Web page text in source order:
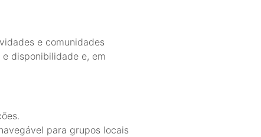
e comunidades
disponibilidade e, em
para grupos locais